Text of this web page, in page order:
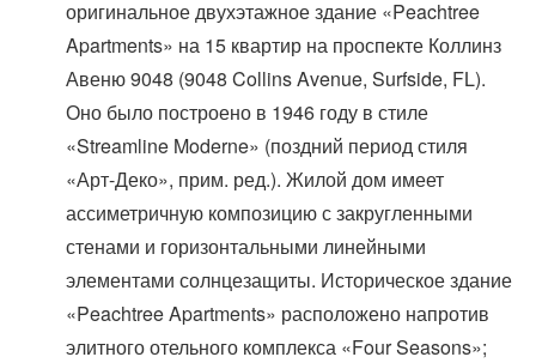
оригинальное двухэтажное здание «Peachtree
Apartments» на 15 квартир на проспекте Коллинз
Авеню 9048 (9048 Collins Avenue, Surfside, FL).
Оно было построено в 1946 году в стиле
«Streamline Moderne» (поздний период стиля
«Арт-Деко», прим. ред.). Жилой дом имеет
ассиметричную композицию с закругленными
стенами и горизонтальными линейными
элементами солнцезащиты. Историческое здание
«Peachtree Apartments» расположено напротив
элитного отельного комплекса «Four Seasons»;